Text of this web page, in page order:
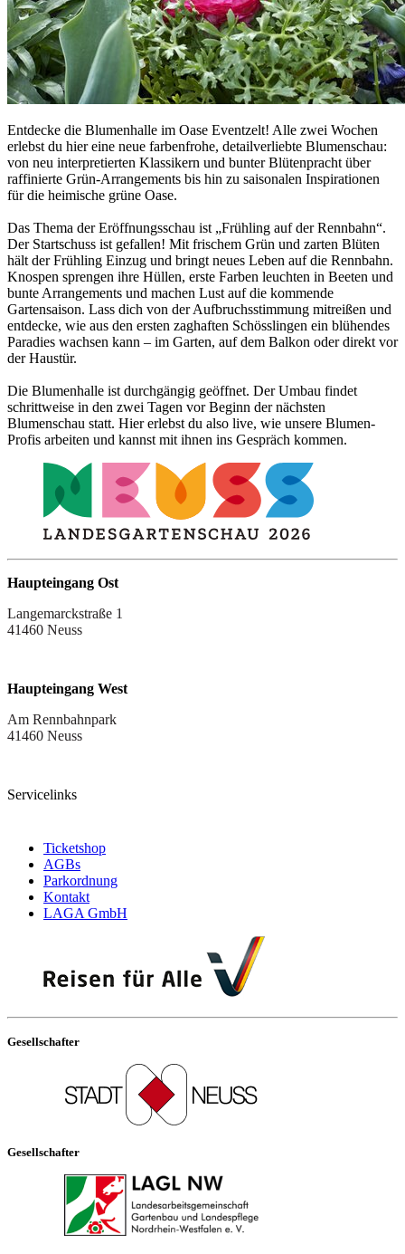
Entdecke die Blumenhalle im Oase Eventzelt! Alle zwei Wochen
erlebst du hier eine neue farbenfrohe, detailverliebte Blumenschau:
von neu interpretierten Klassikern und bunter Blütenpracht über
raffinierte Grün-Arrangements bis hin zu saisonalen Inspirationen
für die heimische grüne Oase.
Das Thema der Eröffnungsschau ist „Frühling auf der Rennbahn“.
Der Startschuss ist gefallen! Mit frischem Grün und zarten Blüten
hält der Frühling Einzug und bringt neues Leben auf die Rennbahn.
Knospen sprengen ihre Hüllen, erste Farben leuchten in Beeten und
bunte Arrangements und machen Lust auf die kommende
Gartensaison. Lass dich von der Aufbruchsstimmung mitreißen und
entdecke, wie aus den ersten zaghaften Schösslingen ein blühendes
Paradies wachsen kann – im Garten, auf dem Balkon oder direkt vor
der Haustür.
Die Blumenhalle ist durchgängig geöffnet. Der Umbau findet
schrittweise in den zwei Tagen vor Beginn der nächsten
Blumenschau statt. Hier erlebst du also live, wie unsere Blumen-
Profis arbeiten und kannst mit ihnen ins Gespräch kommen.
Haupteingang Ost
Langemarckstraße 1
41460 Neuss
Haupteingang West
Am Rennbahnpark
41460 Neuss
Servicelinks
Ticketshop
AGBs
Parkordnung
Kontakt
LAGA GmbH
Gesellschafter
Gesellschafter